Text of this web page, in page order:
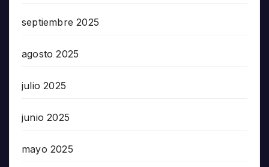
septiembre 2025
agosto 2025
julio 2025
junio 2025
mayo 2025